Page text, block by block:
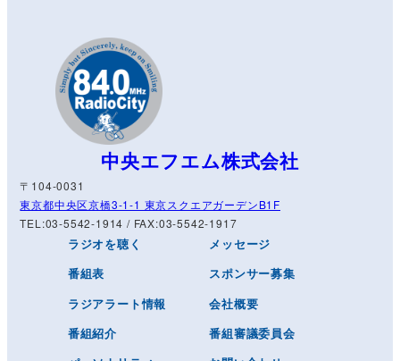
中央エフエム株式会社
〒104-0031
東京都中央区京橋3-1-1 東京スクエアガーデンB1F
TEL:03-5542-1914 / FAX:03-5542-1917
ラジオを聴く
番組表
ラジアラート情報
番組紹介
メッセージ
スポンサー募集
会社概要
番組審議委員会